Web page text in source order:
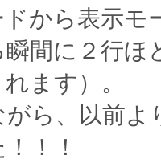
ドから表示
瞬間に２行ほ
ます）。
がら、以前
！！